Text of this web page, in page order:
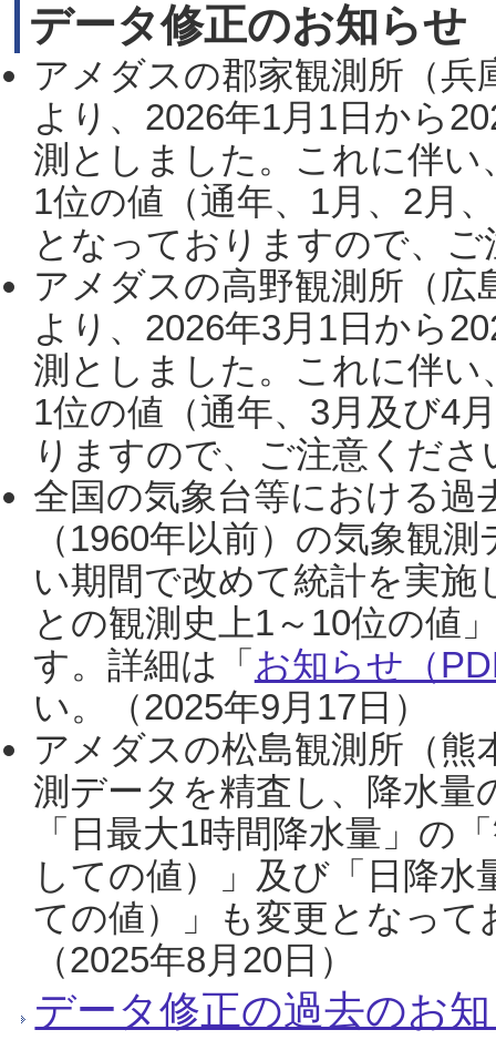
データ修正のお知らせ
アメダスの郡家観測所（
より、2026年1月1日から
測としました。これに伴い
1位の値（通年、1月、2月
となっておりますので、
アメダスの高野観測所（
より、2026年3月1日から
測としました。これに伴い
1位の値（通年、3月及び4
りますので、ご注意くだ
全国の気象台等における過
（1960年以前）の気象観
い期間で改めて統計を実
との観測史上1～10位の値
す。詳細は「 お知らせ（
い。（2025年9月17日）
アメダスの松島観測所（熊
測データを精査し、降水
「日最大1時間降水量」の
しての値）」及び「日降
ての値）」も変更となっ
（2025年8月20日）
データ修正の過去のお